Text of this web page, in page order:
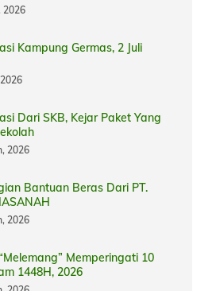
2026
Kampung Germas, 2 Juli
2026
Dari SKB, Kejar Paket Yang
2026
Bantuan Beras Dari PT.
2026
Memperingati 10
1448H, 2026